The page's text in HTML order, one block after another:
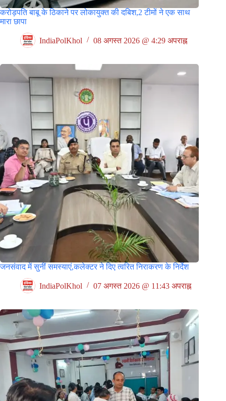
करोड़पति बाबू के ठिकाने पर लोकायुक्त की दबिश,2 टीमों ने एक साथ
मारा छापा
IndiaPolKhol 08 अगस्त 2026 @ 4:29 अपराह्न
जनसंवाद में सुनीं समस्याएं,कलेक्टर ने दिए त्वरित निराकरण के निर्देश
IndiaPolKhol 07 अगस्त 2026 @ 11:43 अपराह्न